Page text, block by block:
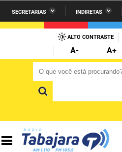
PARA
SECRETARIAS INDIRETAS
Administração Penitenciária
Agricultura Familiar e Desenvolvimento do
Casa Civil do Governador
Ciência, Tecnologia, Inovação e Ensino Superior
Comunicação Institucional
ARPB
ALTO CONTRASTE
A- A+
O